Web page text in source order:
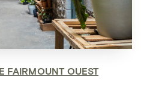
FAIRMOUNT OUEST